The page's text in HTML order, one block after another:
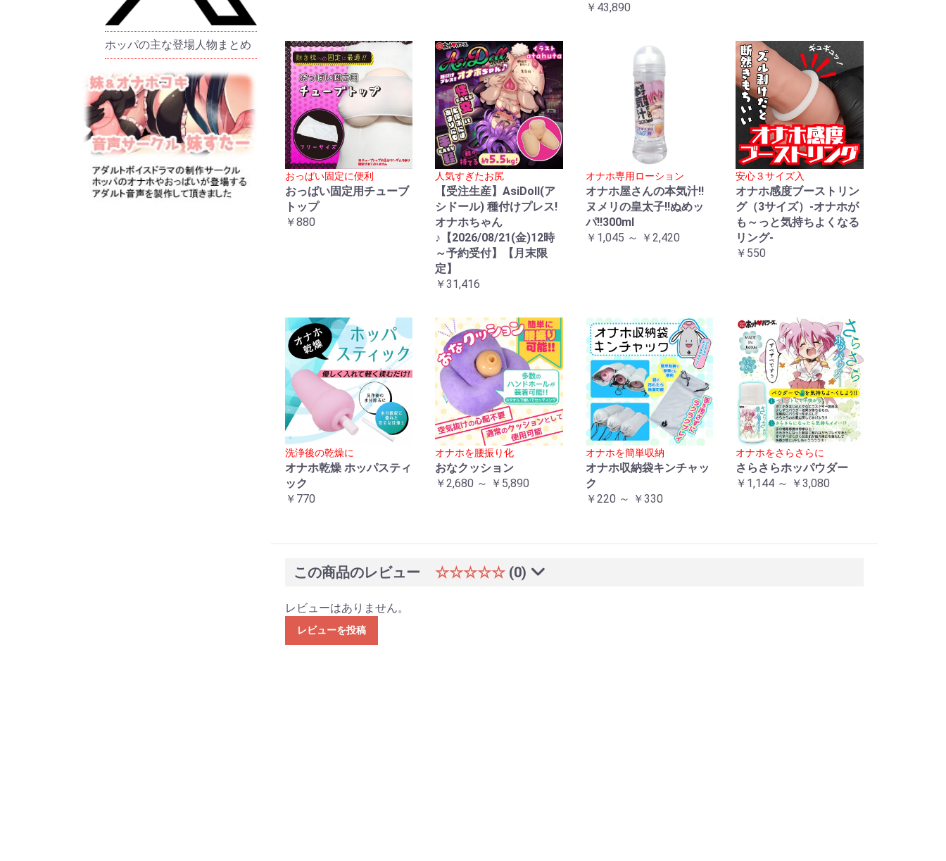
ホッパの主な登場人物まとめ
￥43,890
おっぱい固定に便利
おっぱい固定用チューブ
トップ
￥880
人気すぎたお尻
【受注生産】AsiDoll(ア
シドール) 種付けプレス!
オナホちゃん
♪【2026/08/21(金)12時
～予約受付】【月末限
定】
￥31,416
オナホ専用ローション
オナホ屋さんの本気汁!!
ヌメリの皇太子!!ぬめッ
パ!!300ml
￥1,045 ～ ￥2,420
安心３サイズ入
オナホ感度ブーストリン
グ（3サイズ）-オナホが
も～っと気持ちよくなる
リング-
￥550
洗浄後の乾燥に
オナホ乾燥 ホッパスティ
ック
￥770
オナホを腰振り化
おなクッション
￥2,680 ～ ￥5,890
オナホを簡単収納
オナホ収納袋キンチャッ
ク
￥220 ～ ￥330
オナホをさらさらに
さらさらホッパウダー
￥1,144 ～ ￥3,080
この商品のレビュー ☆☆☆☆☆ (0)
レビューはありません。
レビューを投稿